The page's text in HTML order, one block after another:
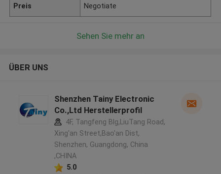
Preis Negotiate
Sehen Sie mehr an
ÜBER UNS
Shenzhen Tainy Electronic
Co.,Ltd Herstellerprofil
4F, Tangfeng Blg,LiuTang Road,
Xing'an Street,Bao'an Dist,
Shenzhen, Guangdong, China
,CHINA
5.0